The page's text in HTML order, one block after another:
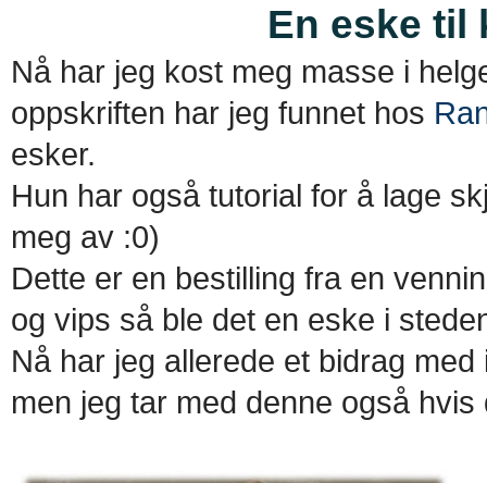
En eske til
Nå har jeg kost meg masse i
oppskriften har jeg funnet hos
esker.
Hun har også tutorial for å lage
meg av :0)
Dette er en bestilling fra en
og vips så ble det en eske i
Nå har jeg allerede et bidrag
men jeg tar med denne også